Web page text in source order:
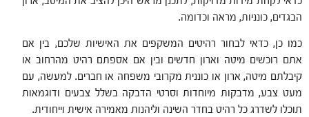
הבגדים, כונניות, מראה וכדומה.
כמו כן, כדאי לבחור רהיטים המשקפים את האישיות שלכם, בין אם
אתם רוכשים מיטה וארון חדשים ובין אם אספתם רהיט מהרחוב או
קיבלתם מיטה, ארון או כוננית מקרובי משפחה או חברים. למעשה, עם
מעט צבע, מדבקות מיוחדות וסרטי הדבקה בשלל צבעים ודוגמאות
תוכלו לשדרג כל רהיט בחדר השינה וליהנות מאמירה אישית וייחודית.